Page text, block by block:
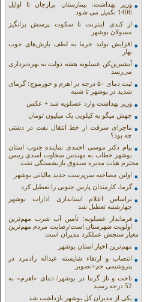
وزیر بهداشت: بیمارستان برازجان تا اوایل
1406 تکمیل می شود
از کندی اینترنت تا سکوت پرسش برانگیز
مسولان بوشهر
افزایش تولید خرما به لطف بارش‌های خوب
بهار
آبشیرین‌کن عسلویه هفته دولت به بهره‌برداری
می‌رسد
ثبت دمای ۵۰ درجه در اهرم و خورموج؛ گرمای
شدید در بوشهر تا شنبه
وزیر بهداشت وارد عسلویه شد + عکس
جهش میگو به کیلویی یک میلیون تومان
ماجرای سرقت از خط انتقال نفت در دشتی
چه بود؟
پیام دکتر موسی احمدی نماینده جنوب استان
بوشهر خطاب به مهندس سخاوت اسدی رییس
محترم هیات مدیره صندوق بازنشستگی نفت
اولین مصاحبه سرپرست جدید مالیاتی بوشهر
گرما، کارمندان پارس جنوبی را تعطیل کرد
براساس اعلام استانداری ادارات بوشهر
چهارشنبه تعطیل شد
فرماندار عسلویه؛ تأمین آب شرب مهم‌ترین
اولویت شهرستان است/رضایت مردم مهم‌ترین
معیار سنجش عملکرد مدیران است
مهم‌ترین اخبار استان بوشهر
انتصاب و ارتقاء شایسته عبداله رادمرد در
پتروشیمی جم+تصویر
تاخت و تاز گرما در بوشهر/ دمای «اهرم» به
52 درجه رسید
یکی از مدیران کل بوشهر بازداشت شد